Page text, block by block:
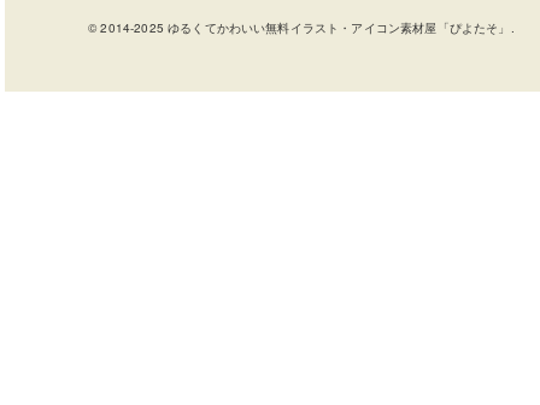
© 2014-2025 ゆるくてかわいい無料イラスト・アイコン素材屋「ぴよたそ」.